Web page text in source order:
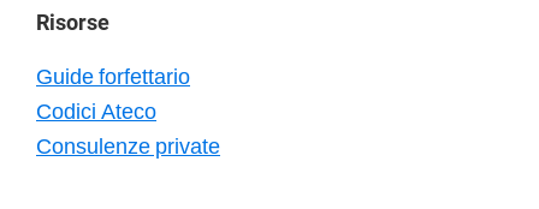
Risorse
Guide forfettario
Codici Ateco
Consulenze private